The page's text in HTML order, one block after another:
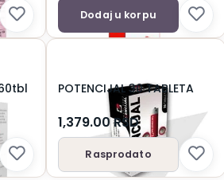
Dodaj u korpu
POTENCIJAL 30 TABLETA
1,379.00RSD
Rasprodato